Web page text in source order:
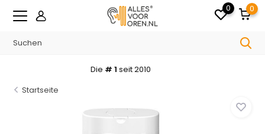
0 0
Nicht zufrieden?Geld zurück!
Startseite